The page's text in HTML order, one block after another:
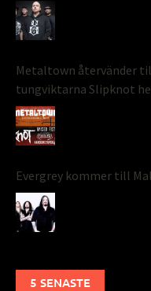
Metaltown återvänder
tungviktarna Slipknot
Evergrey kommer till
5 SENASTE